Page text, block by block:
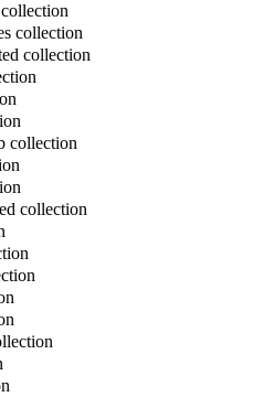
collection
collection
collection
collection